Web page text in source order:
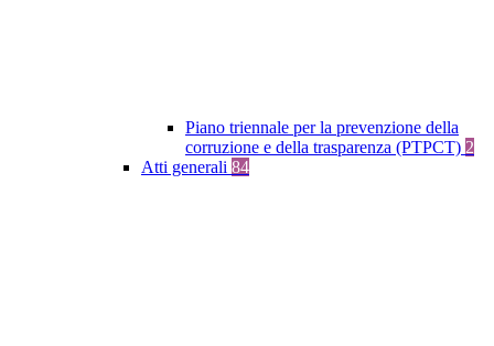
Piano triennale per la prevenzione della
corruzione e della trasparenza (PTPCT) 2
Atti generali 84